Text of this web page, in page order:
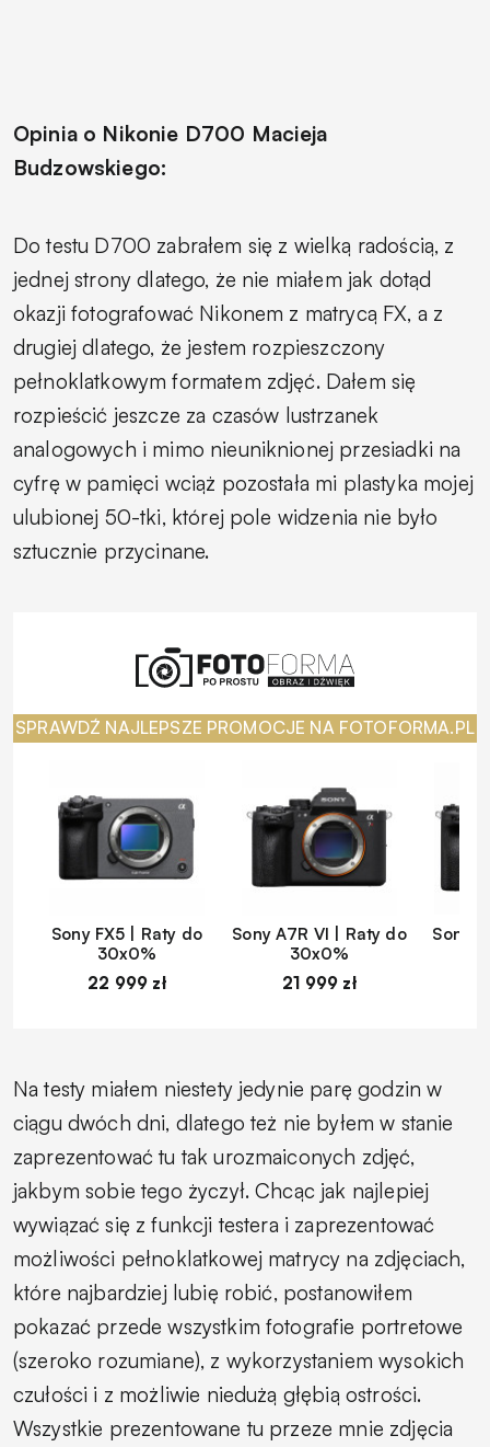
Opinia o Nikonie D700 Macieja
Budzowskiego:
Do testu D700 zabrałem się z wielką radością, z
jednej strony dlatego, że nie miałem jak dotąd
okazji fotografować Nikonem z matrycą FX, a z
drugiej dlatego, że jestem rozpieszczony
pełnoklatkowym formatem zdjęć. Dałem się
rozpieścić jeszcze za czasów lustrzanek
analogowych i mimo nieuniknionej przesiadki na
cyfrę w pamięci wciąż pozostała mi plastyka mojej
ulubionej 50-tki, której pole widzenia nie było
sztucznie przycinane.
SPRAWDŹ NAJLEPSZE PROMOCJE NA FOTOFORMA.PL
Sony FX5 | Raty do
30x0%
22 999 zł
Sony A7R VI | Raty do
30x0%
21 999 zł
Sony
Na testy miałem niestety jedynie parę godzin w
ciągu dwóch dni, dlatego też nie byłem w stanie
zaprezentować tu tak urozmaiconych zdjęć,
jakbym sobie tego życzył. Chcąc jak najlepiej
wywiązać się z funkcji testera i zaprezentować
możliwości pełnoklatkowej matrycy na zdjęciach,
które najbardziej lubię robić, postanowiłem
pokazać przede wszystkim fotografie portretowe
(szeroko rozumiane), z wykorzystaniem wysokich
czułości i z możliwie niedużą głębią ostrości.
Wszystkie prezentowane tu przeze mnie zdjęcia